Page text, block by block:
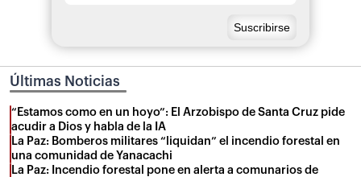
Últimas Noticias
“Estamos como en un hoyo”: El Arzobispo de Santa Cruz pide
acudir a Dios y habla de la IA
La Paz: Bomberos militares “liquidan” el incendio forestal en
una comunidad de Yanacachi
La Paz: Incendio forestal pone en alerta a comunarios de